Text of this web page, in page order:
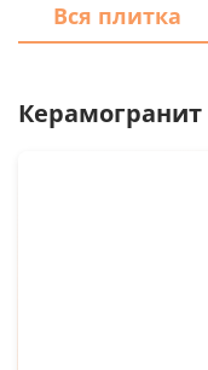
Вся плитка
Керамогранит